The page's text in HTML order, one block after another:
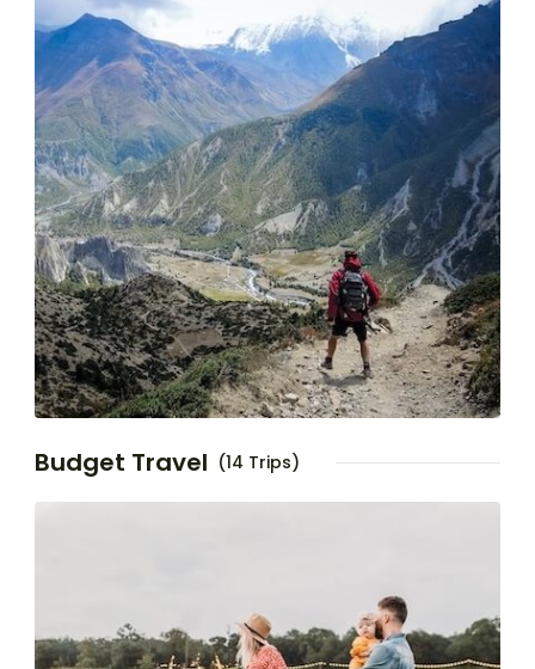
Budget Travel (14 Trips)